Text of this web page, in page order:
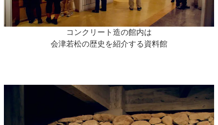
コンクリート造の館内は
会津若松の歴史を紹介する資料館